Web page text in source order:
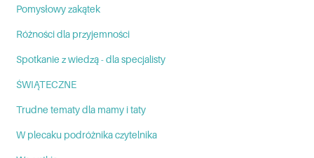
Pomysłowy zakątek
Różności dla przyjemności
Spotkanie z wiedzą - dla specjalisty
ŚWIĄTECZNE
Trudne tematy dla mamy i taty
W plecaku podróżnika czytelnika